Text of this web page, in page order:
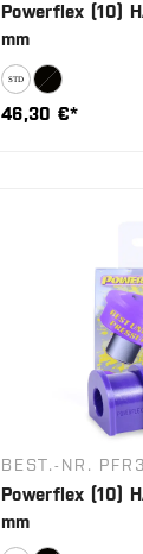
Powerflex (10)
mm
46,30 €*
BEST.-NR.
Powerflex (10)
mm